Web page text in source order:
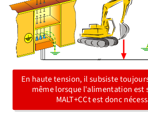
En haute tension, il subsiste
même lorsque l'alimentation est
MALT+CCt est donc